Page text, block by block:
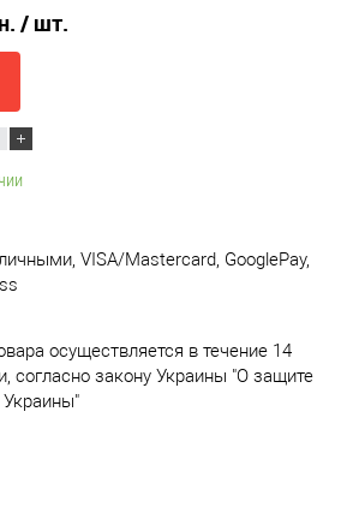
/ шт.
VISA/Mastercard, GooglePay,
осуществляется в течение 14
согласно закону Украины "О защите
Украины"